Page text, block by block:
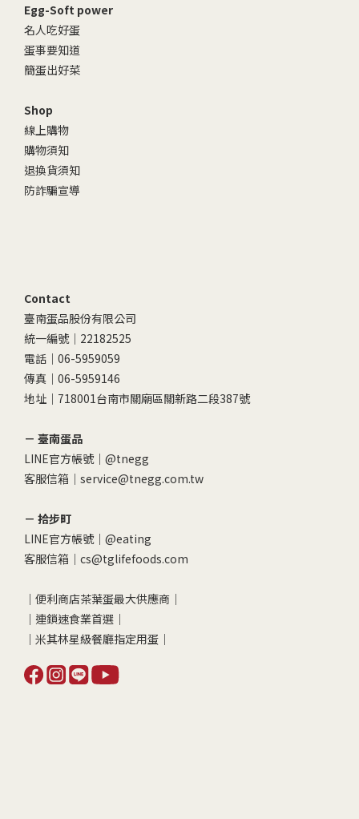
Egg-Soft power
名人吃好蛋
蛋事要知道
簡蛋出好菜
Shop
線上購物
購物須知
退換貨須知
防詐騙宣導
Contact
臺南蛋品股份有限公司
統一編號｜22182525
電話｜06-5959059
傳真｜06-5959146
地址｜718001台南市關廟區關新路二段387號
－ 臺南蛋品
LINE官方帳號｜ @tnegg
客服信箱｜service@tnegg.com.tw
－ 拾步町
LINE官方帳號｜ @eating
客服信箱｜cs@tglifefoods.com
｜便利商店茶葉蛋最大供應商｜
｜連鎖速食業首選｜
｜米其林星級餐廳指定用蛋｜